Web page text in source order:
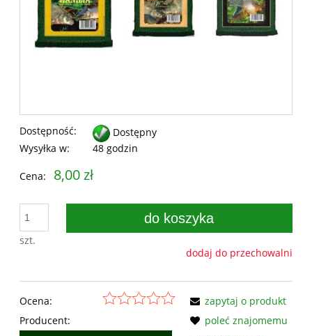
Dostępność:
Dostępny
Wysyłka w:
48 godzin
Cena: 8,00 zł
szt.
do koszyka
dodaj do przechowalni
Ocena:
Producent:
zapytaj o produkt
poleć znajomemu